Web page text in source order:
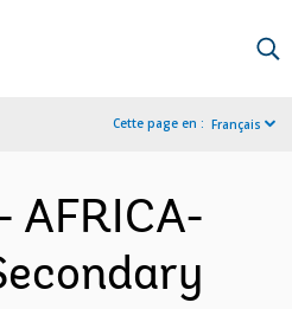
Cette page en : Français
AFRICA-